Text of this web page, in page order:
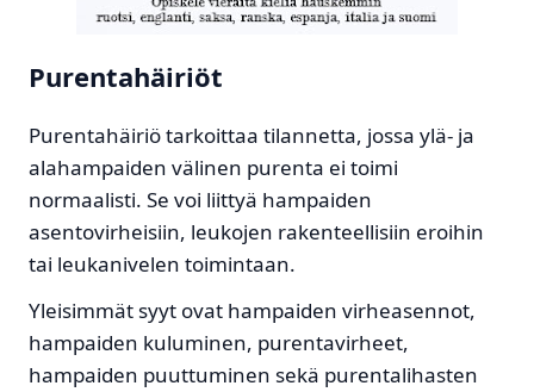
Purentahäiriöt
Purentahäiriö tarkoittaa tilannetta, jossa ylä- ja
alahampaiden välinen purenta ei toimi
normaalisti. Se voi liittyä hampaiden
asentovirheisiin, leukojen rakenteellisiin eroihin
tai leukanivelen toimintaan.
Yleisimmät syyt ovat hampaiden virheasennot,
hampaiden kuluminen, purentavirheet,
hampaiden puuttuminen sekä purentalihasten